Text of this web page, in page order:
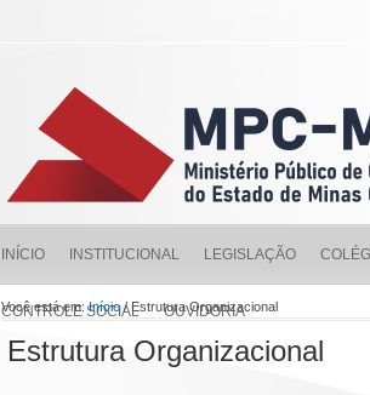
INÍCIO INSTITUCIONAL LEGISLAÇÃO
CONTROLE SOCIAL OUVIDORIA
Você está em:Início/ Estrutura Organizacional
Estrutura Organizacional